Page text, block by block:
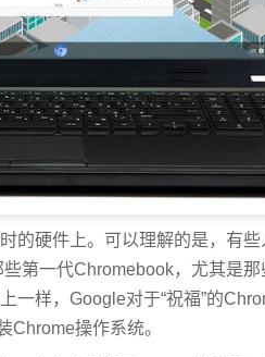
的硬件上。可以理解的是，有
第一代Chromebook，尤其是
一样，Google对于“祝福”的
Chrome操作系统。